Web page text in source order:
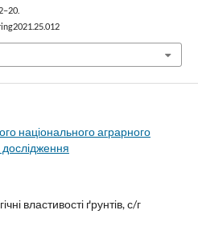
національного аграрного
дослідження
властивості ґрунтів, с/г